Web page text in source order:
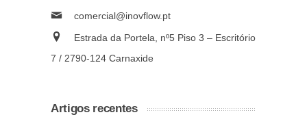
comercial@inovflow.pt
Estrada da Portela, nº5 Piso 3 – Escritório
7 / 2790-124 Carnaxide
Artigos recentes